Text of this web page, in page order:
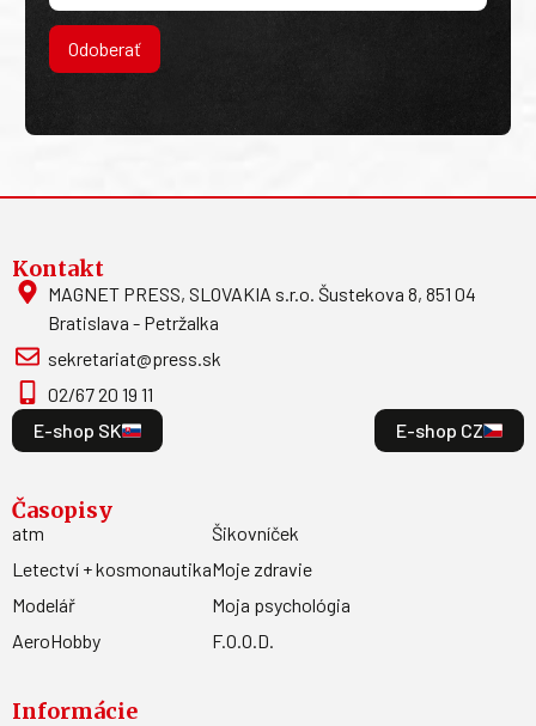
Odoberať
Kontakt
MAGNET PRESS, SLOVAKIA s.r.o. Šustekova 8, 851 04
Bratislava - Petržalka
sekretariat@press.sk
02/67 20 19 11
E-shop SK
E-shop CZ
Časopisy
atm
Letectví + kosmonautika
Modelář
AeroHobby
Šikovníček
Moje zdravie
Moja psychológia
F.O.O.D.
Informácie